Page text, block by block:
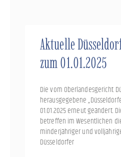
Aktuelle
zum 01.01.2025
Die vom Oberlandesgericht
herausgegebene
01.01.2025 erneut geändert.
betreffen im Wesentlichen
minderjähriger und
Düsseldorfer